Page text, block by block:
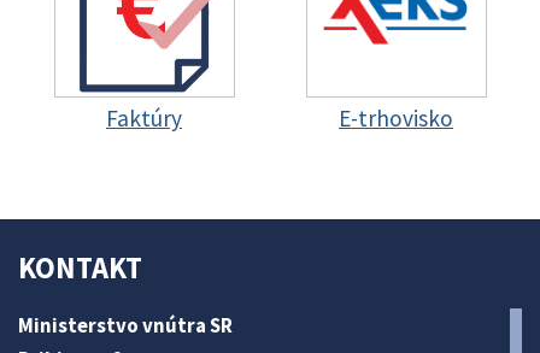
Faktúry E-trhovisko
KONTAKT
Ministerstvo vnútra SR